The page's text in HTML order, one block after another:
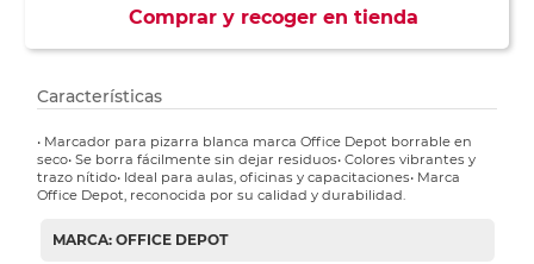
Comprar y recoger en tienda
Características
• Marcador para pizarra blanca marca Office Depot borrable en
seco• Se borra fácilmente sin dejar residuos• Colores vibrantes y
trazo nítido• Ideal para aulas, oficinas y capacitaciones• Marca
Office Depot, reconocida por su calidad y durabilidad.
MARCA: OFFICE DEPOT